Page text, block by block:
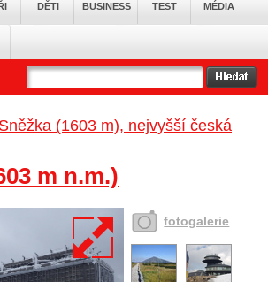
DĚTI BUSINESS TEST MÉDIA
(1603 m), nejvyšší česká
m n.m.)
fotogalerie